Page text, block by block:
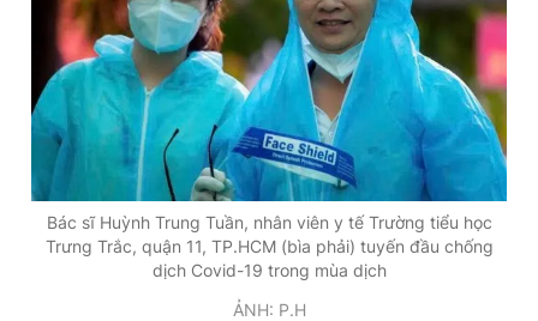
Theo dõi báo trên
Hotline
0906 645 777
Liên hệ quảng cáo
0908 780 404
Đặt báo Quảng cáo Tòa soạn Chính sách bảo
Tổng biên tập: Nguyễn Ngọc Toàn
Phó tổng biên tập thường trực: Hải Thành
Phó tổng biên tập: Lâm Hiếu Dũng
Phó tổng biên tập: Trần Việt Hưng
Bác sĩ Huỳnh Trung Tuần, nhân viên y tế Trường tiểu học
Trưng Trắc, quận 11, TP.HCM (bìa phải) tuyến đầu chống
dịch Covid-19 trong mùa dịch
ẢNH: P.H